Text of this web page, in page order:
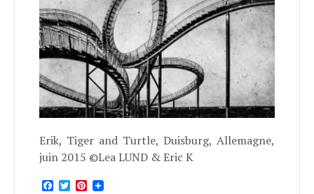
Erik, Tiger and Turtle, Duisburg, Allemagne,
juin 2015 ©Lea LUND & Eric K
Facebook
TwitterPinterest